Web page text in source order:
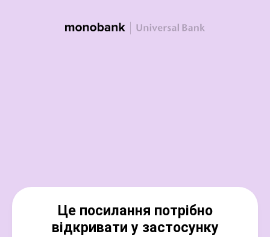
Це посилання потрібно
відкривати у застосунку